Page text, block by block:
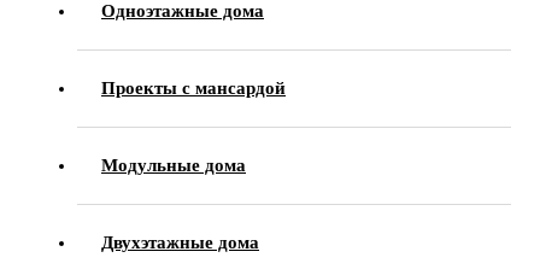
Одноэтажные дома
Проекты с мансардой
Модульные дома
Двухэтажные дома